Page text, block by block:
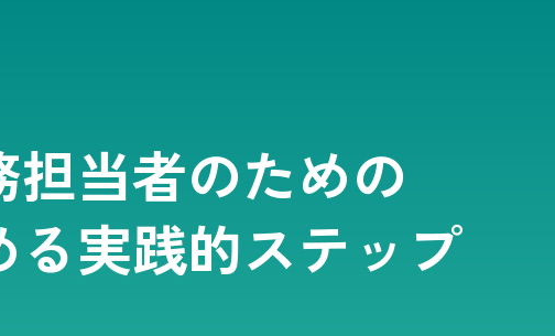
当者のための
る実践的ステップ